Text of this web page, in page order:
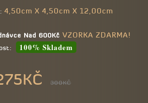
4,50cm X 4,50cm X 12,00cm
Nad 600Kč VZORKA ZDARMA!
100% Skladem
300KČ